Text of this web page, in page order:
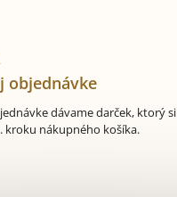
objednávke
dávame darček, ktorý si
kroku nákupného košíka.